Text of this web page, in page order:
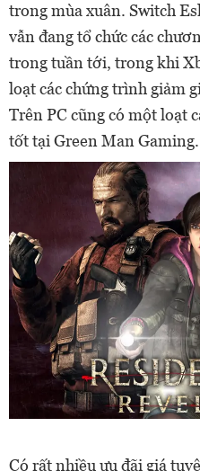
trong mùa xuân. Switch
vẫn đang tổ chức các
trong tuần tới, trong khi
loạt các chứng trình giảm
Trên PC cũng có một loạt
tốt tại Green Man Gaming.
Có rất nhiều ưu đãi giá